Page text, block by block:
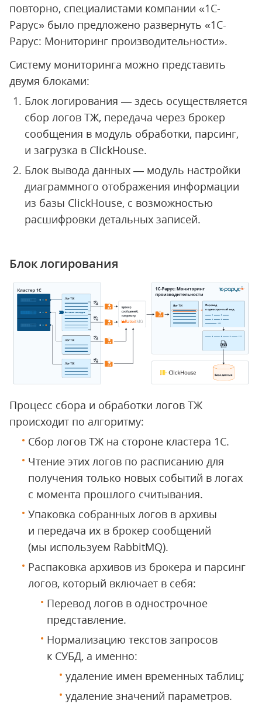
повторно, специалистами компании «1С-
Рарус» было предложено развернуть «1С-
Рарус: Мониторинг производительности».
Систему мониторинга можно представить
двумя блоками:
Блок логирования — здесь осуществляется
сбор логов ТЖ, передача через брокер
сообщения в модуль обработки, парсинг,
и загрузка в ClickHouse.
Блок вывода данных — модуль настройки
диаграммного отображения информации
из базы ClickHouse, с возможностью
расшифровки детальных записей.
Блок логирования
Процесс сбора и обработки логов ТЖ
происходит по алгоритму:
Сбор логов ТЖ на стороне кластера 1С.
Чтение этих логов по расписанию для
получения только новых событий в логах
с момента прошлого считывания.
Упаковка собранных логов в архивы
и передача их в брокер сообщений
(мы используем RabbitMQ).
Распаковка архивов из брокера и парсинг
логов, который включает в себя:
Перевод логов в однострочное
представление.
Нормализацию текстов запросов
к СУБД, а именно:
удаление имен временных таблиц;
удаление значений параметров.